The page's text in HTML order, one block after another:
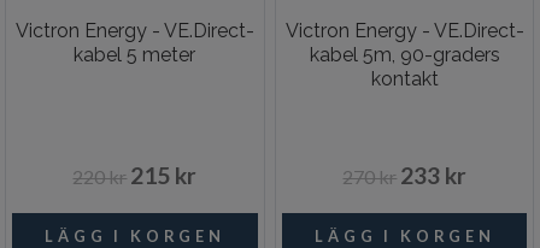
Victron Energy - VE.Direct-
kabel 5 meter
220 kr 215 kr
Victron Energy - VE.Direct-
kabel 5m, 90-graders
kontakt
270 kr 233 kr